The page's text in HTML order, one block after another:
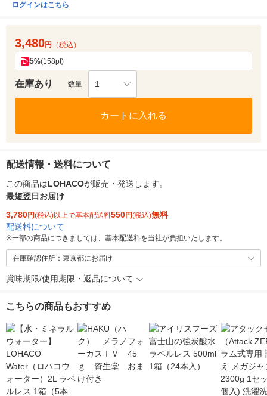
ログインはこちら
3,480円 （税込）
5%(158pt)
在庫あり 数量 1
カートに入れる
配送情報・送料について
この商品はLOHACOが販売・発送します。
最短翌日お届け
3,780円(税込)以上で基本配送料550円(税込)無料
配送料について
※一部の商品につきましては、基本配送料を当社が負担いたします。
在庫確認住所：東京都にお届け
賞味期限/使用期限・返品について
こちらの商品もおすすめ